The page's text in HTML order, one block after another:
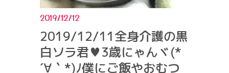
2019/12/12
2019/12/11全身介護の黒
白ソラ君♥3歳にゃんヾ(*
´∀｀*)ﾉ僕にご飯やおむつ